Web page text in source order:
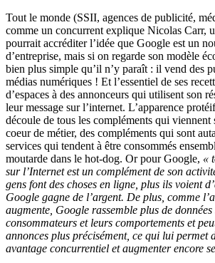
Tout le monde (SSII, agences de publicité,
comme un concurrent explique Nicolas Carr,
pourrait accréditer l’idée que Google est un
d’entreprise, mais si on regarde son modèle
bien plus simple qu’il n’y paraît : il vend des
médias numériques ! Et l’essentiel de ses
d’espaces à des annonceurs qui utilisent son
leur message sur l’internet. L’apparence
découle de tous les compléments qui viennent
coeur de métier, des compléments qui sont
services qui tendent à être consommés
moutarde dans le hot-dog. Or pour Google, «
sur l’Internet est un complément de son
gens font des choses en ligne, plus ils voient
Google gagne de l’argent. De plus, comme
augmente, Google rassemble plus de données
consommateurs et leurs comportements et
annonces plus précisément, ce qui lui permet
avantage concurrentiel et augmenter encore